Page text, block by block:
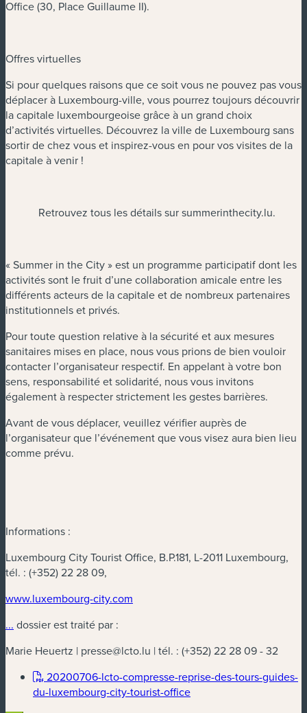
Office (30, Place Guillaume II).
Offres virtuelles
Si pour quelques raisons que ce soit vous ne pouvez pas vous
déplacer à Luxembourg-ville, vous pourrez toujours découvrir
la capitale luxembourgeoise grâce à un grand choix
d’activités virtuelles. Découvrez la ville de Luxembourg sans
sortir de chez vous et inspirez-vous en pour vos visites de la
capitale à venir !
Retrouvez tous les détails sur summerinthecity.lu.
« Summer in the City » est un programme participatif dont les
activités sont le fruit d’une collaboration amicale entre les
différents acteurs de la capitale et de nombreux partenaires
institutionnels et privés.
Pour toute question relative à la sécurité et aux mesures
sanitaires mises en place, nous vous prions de bien vouloir
contacter l’organisateur respectif. En appelant à votre bon
sens, responsabilité et solidarité, nous vous invitons
également à respecter strictement les gestes barrières.
Avant de vous déplacer, veuillez vérifier auprès de
l’organisateur que l’événement que vous visez aura bien lieu
comme prévu.
Informations :
Luxembourg City Tourist Office, B.P.181, L-2011 Luxembourg,
tél. : (+352) 22 28 09,
www.luxembourg-city.com
... dossier est traité par :
Marie Heuertz | presse@lcto.lu | tél. : (+352) 22 28 09 - 32
20200706-lcto-compresse-reprise-des-tours-guides-
du-luxembourg-city-tourist-office(nouvelle fenêtre)